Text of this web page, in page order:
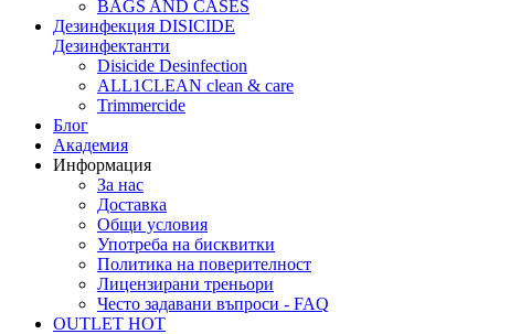
BAGS AND CASES
Дезинфекция DISICIDE
Дезинфектанти
Disicide Desinfection
ALL1CLEAN clean & care
Trimmercide
Блог
Академия
Информация
За нас
Доставка
Общи условия
Употреба на бисквитки
Политика на поверителност
Лицензирани треньори
Често задавани въпроси - FAQ
OUTLET HOT